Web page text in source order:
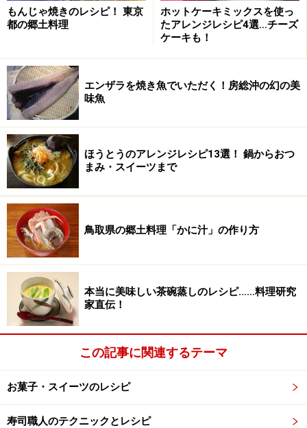
もんじゃ焼きのレシピ！ 東京
都の郷土料理
ホットケーキミックスを使っ
たアレンジレシピ4選…チーズ
ケーキも！
エンザラを焼き魚でいただく！房総沖の幻の美
味魚
ほうとうのアレンジレシピ13選！ 鍋からおつ
まみ・スイーツまで
鳥取県の郷土料理「かに汁」の作り方
本当に美味しい茶碗蒸しのレシピ……料理研究
家直伝！
この記事に関連するテーマ
お菓子・スイーツのレシピ
寿司職人のテクニックとレシピ